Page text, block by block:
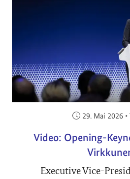
Veröffentlicht
29. Mai 2026 •
Video: Opening-
Executive Vice-